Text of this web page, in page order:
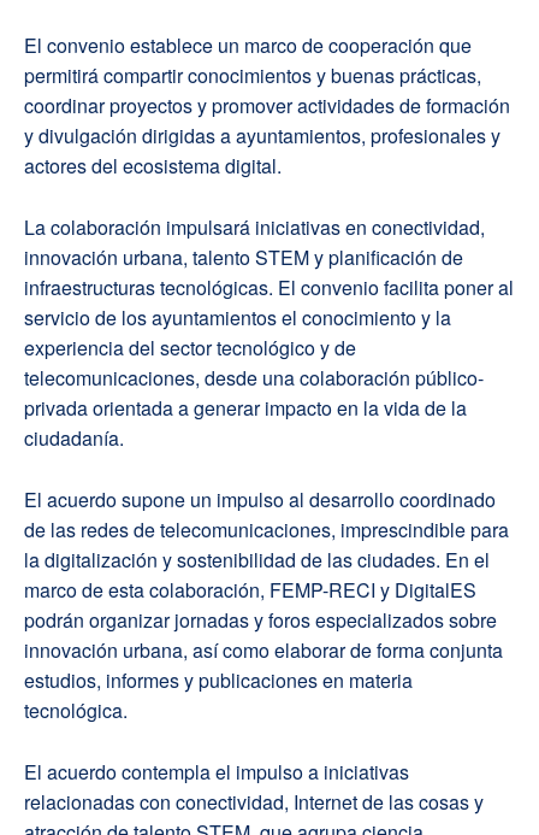
El convenio establece un marco de cooperación que
permitirá compartir conocimientos y buenas prácticas,
coordinar proyectos y promover actividades de formación
y divulgación dirigidas a ayuntamientos, profesionales y
actores del ecosistema digital.
La colaboración impulsará iniciativas en conectividad,
innovación urbana, talento STEM y planificación de
infraestructuras tecnológicas. El convenio facilita poner al
servicio de los ayuntamientos el conocimiento y la
experiencia del sector tecnológico y de
telecomunicaciones, desde una colaboración público-
privada orientada a generar impacto en la vida de la
ciudadanía.
El acuerdo supone un impulso al desarrollo coordinado
de las redes de telecomunicaciones, imprescindible para
la digitalización y sostenibilidad de las ciudades. En el
marco de esta colaboración, FEMP-RECI y DigitalES
podrán organizar jornadas y foros especializados sobre
innovación urbana, así como elaborar de forma conjunta
estudios, informes y publicaciones en materia
tecnológica.
El acuerdo contempla el impulso a iniciativas
relacionadas con conectividad, Internet de las cosas y